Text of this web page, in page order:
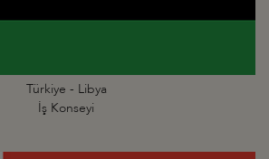
Türkiye - Libya
İş Konseyi